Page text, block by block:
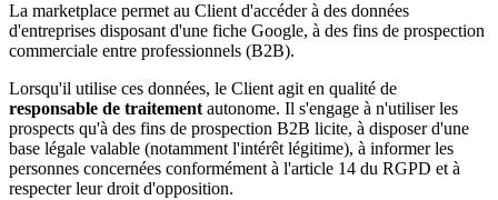
La marketplace permet au Client d'accéder à des données
d'entreprises disposant d'une fiche Google, à des fins de prospection
commerciale entre professionnels (B2B).
Lorsqu'il utilise ces données, le Client agit en qualité de
responsable de traitement autonome. Il s'engage à n'utiliser les
prospects qu'à des fins de prospection B2B licite, à disposer d'une
base légale valable (notamment l'intérêt légitime), à informer les
personnes concernées conformément à l'article 14 du RGPD et à
respecter leur droit d'opposition.